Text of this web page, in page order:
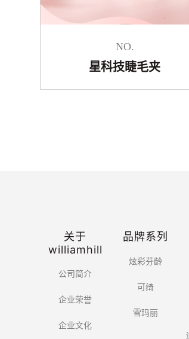
NO.
星科技睫毛夹
关于
williamhill
公司简介
企业荣誉
企业文化
品牌系列
炫彩芬龄
可绮
雪玛丽